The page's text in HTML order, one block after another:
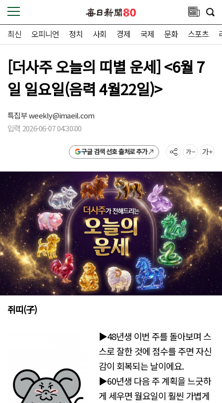
최신 오피니언 정치 사회 경제 국제 문화 스포츠
[더사주 오늘의 띠별 운세] <6월 7
일 일요일(음력 4월22일)>
특집부weekly@imaeil.com
입력 2026-06-07 04:30:00
구글 검색 선호 출처로 추가
쥐띠(子)
▶48년생 이번 주를 돌아보며 스
스로 잘한 것에 점수를 주면 자신
감이 회복되는 날이에요.
▶60년생 다음 주 계획을 느긋하
게 세우면 월요일이 훨씬 가볍게